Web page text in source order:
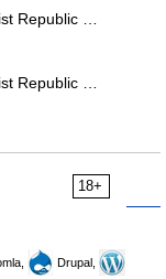
Republic …
Republic …
18+
Drupal,